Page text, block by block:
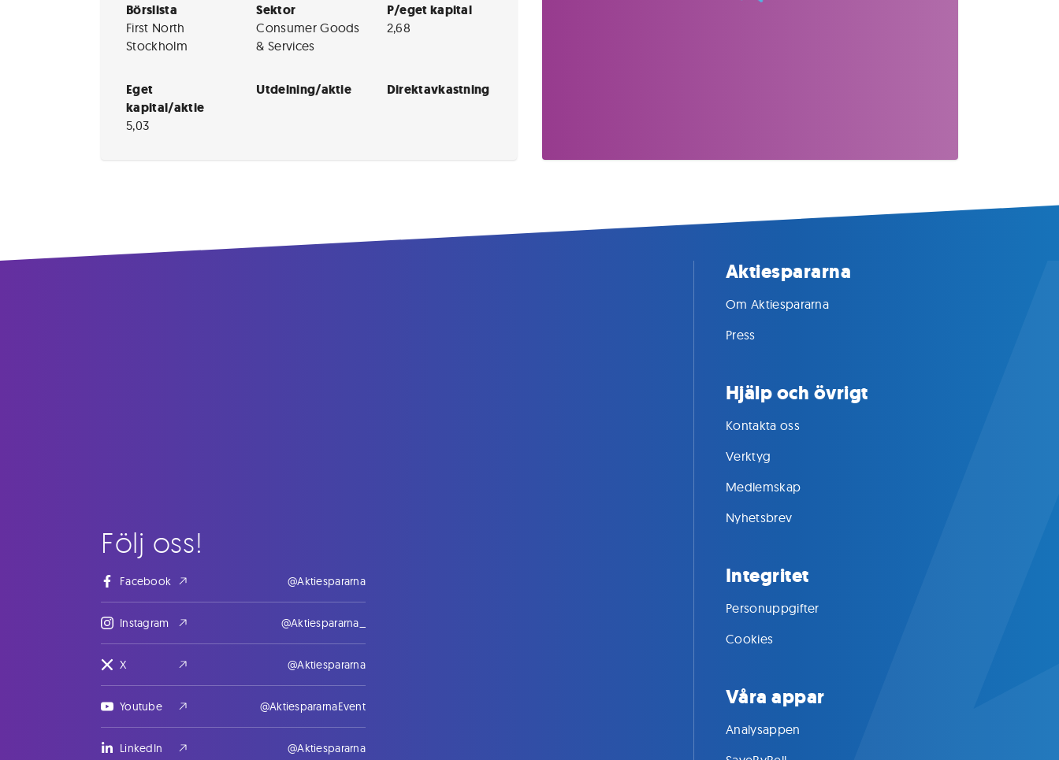
Börslista
First North
Stockholm
Sektor
Consumer Goods
& Services
P/eget kapital
2,68
Eget
kapital/aktie
5,03
Utdelning/aktie Direktavkastning
Följ oss!
Facebook @Aktiespararna
Instagram @Aktiespararna_
X @Aktiespararna
Youtube @AktiespararnaEvent
LinkedIn @Aktiespararna
Aktiespararna
Om Aktiespararna
Press
Hjälp och övrigt
Kontakta oss
Verktyg
Medlemskap
Nyhetsbrev
Integritet
Personuppgifter
Cookies
Våra appar
Analysappen